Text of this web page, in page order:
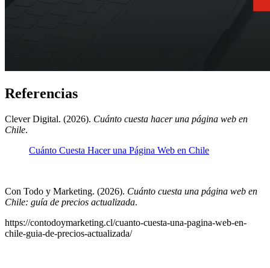
Referencias
Clever Digital. (2026). Cuánto cuesta hacer una página web en
Chile.
Cuánto Cuesta Hacer una Página Web en Chile
Con Todo y Marketing. (2026). Cuánto cuesta una página web en
Chile: guía de precios actualizada.
https://contodoymarketing.cl/cuanto-cuesta-una-pagina-web-en-
chile-guia-de-precios-actualizada/